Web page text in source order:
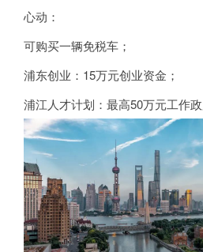
心动：
可购买一辆免税车；
浦东创业：15万元创业资金；
浦江人才计划：最高50万元工作政